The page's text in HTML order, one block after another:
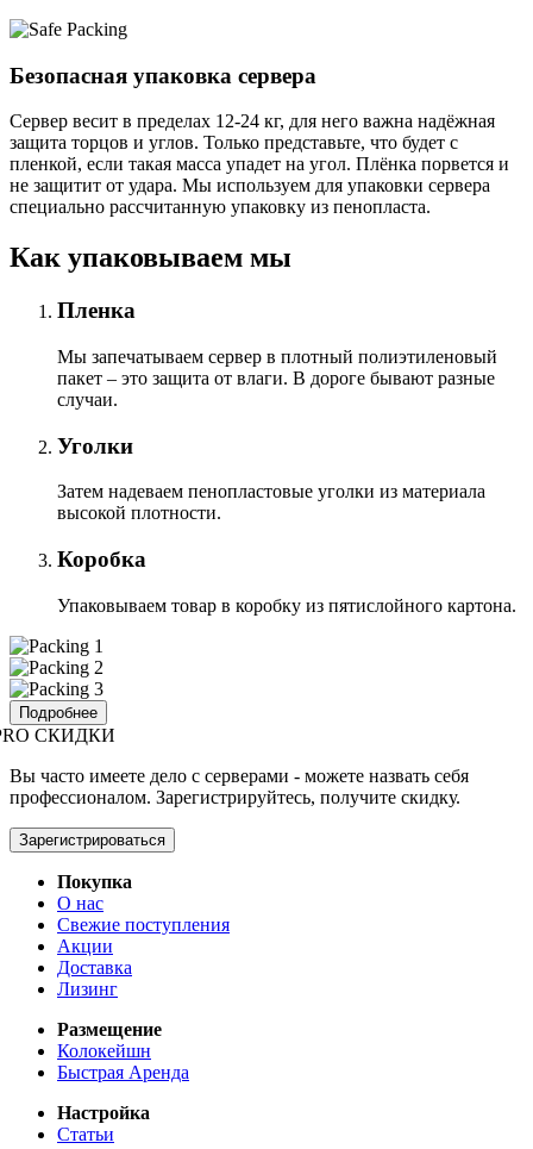
Безопасная упаковка сервера
Сервер весит в пределах 12-24 кг, для него важна надёжная
защита торцов и углов. Только представьте, что будет с
пленкой, если такая масса упадет на угол. Плёнка порвется и
не защитит от удара. Мы используем для упаковки сервера
специально расcчитанную упаковку из пенопласта.
Как упаковываем мы
Пленка
Мы запечатываем сервер в плотный полиэтиленовый
пакет – это защита от влаги. В дороге бывают разные
случаи.
Уголки
Затем надеваем пенопластовые уголки из материала
высокой плотности.
Коробка
Упаковываем товар в коробку из пятислойного картона.
Подробнее
СКИДКИ
Вы часто имеете дело с серверами - можете назвать себя
профессионалом. Зарегистрируйтесь, получите скидку.
Зарегистрироваться
Покупка
О нас
Свежие поступления
Акции
Доставка
Лизинг
Размещение
Колокейшн
Быстрая Аренда
Настройка
Статьи